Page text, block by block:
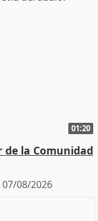
01:20
de la Comunidad
07/08/2026